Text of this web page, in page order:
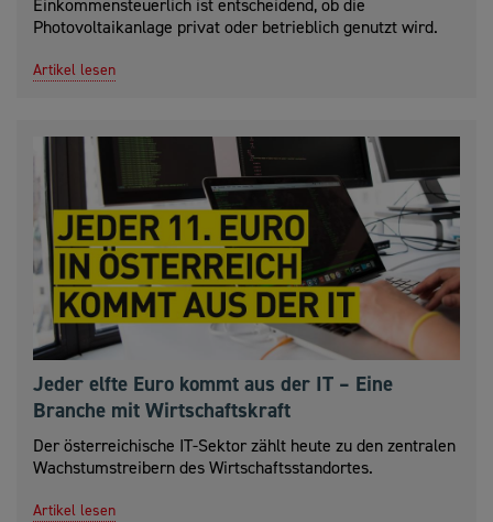
Einkommensteuerlich ist entscheidend, ob die
Photovoltaikanlage privat oder betrieblich genutzt wird.
Artikel lesen
Jeder elfte Euro kommt aus der IT – Eine
Branche mit Wirtschaftskraft
Der österreichische IT-Sektor zählt heute zu den zentralen
Wachstumstreibern des Wirtschaftsstandortes.
Artikel lesen